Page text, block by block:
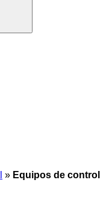
» Equipos de control